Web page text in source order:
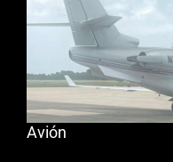
Avión